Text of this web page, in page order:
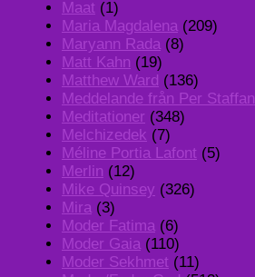
Maat (1)
Maria Magdalena (209)
Maryann Rada (8)
Matt Kahn (19)
Matthew Ward (136)
Meddelande från Per Staffan
Meditationer (348)
Melchizedek (7)
Méline Portia Lafont (5)
Merlin (12)
Mike Quinsey (326)
Mira (3)
Moder Fatima (6)
Moder Gaia (110)
Moder Sekhmet (11)